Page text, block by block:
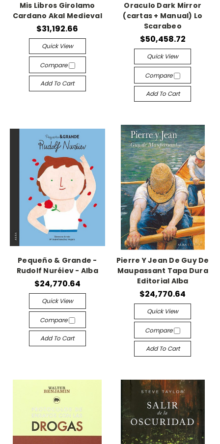
Mis Libros Girolamo
Cardano Akal Medieval
$31,192.66
Quick View
Compare
Add To Cart
Oraculo Dark Mirror
(cartas + Manual) Lo
Scarabeo
$50,458.72
Quick View
Compare
Add To Cart
Pequeño & Grande -
Rudolf Nuréiev - Alba
$24,770.64
Quick View
Compare
Add To Cart
Pierre Y Jean De Guy De
Maupassant Tapa Dura
Editorial Alba
$24,770.64
Quick View
Compare
Add To Cart